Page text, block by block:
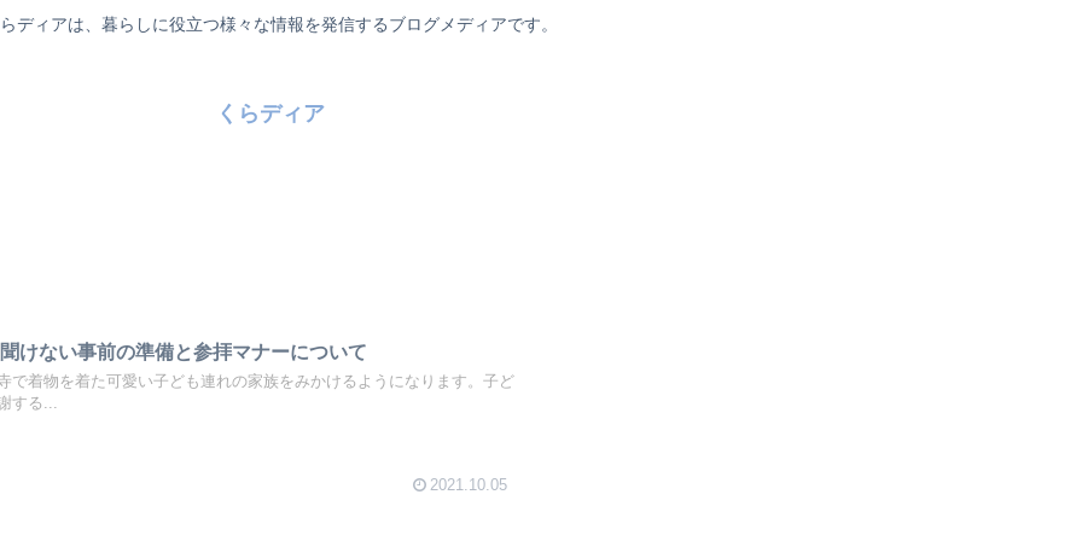
ディアは、暮らしに役立つ様々な情報を発信するブログメディアです。
くらディア
けない事前の準備と参拝マナーについて
で着物を着た可愛い子ども連れの家族をみかけるようになります。子ど
する...
2021.10.05